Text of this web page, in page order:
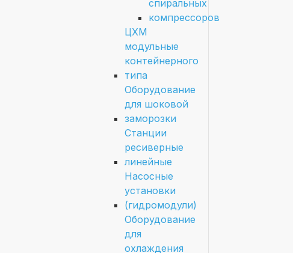
спиральных
компрессоров
ЦХМ
модульные
контейнерного
типа
Оборудование
для шоковой
заморозки
Станции
ресиверные
линейные
Насосные
установки
(гидромодули)
Оборудование
для
охлаждения